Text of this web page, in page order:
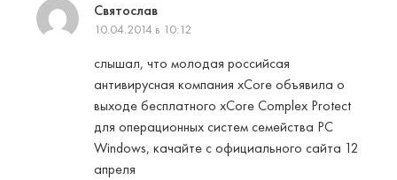
Святослав
10.04.2014 в 10:12
слышал, что молодая российсая
антивирусная компания xCore объявила о
выходе бесплатного xCore Complex Protect
для операционных систем семейства PC
Windows, качайте с официального сайта 12
апреля